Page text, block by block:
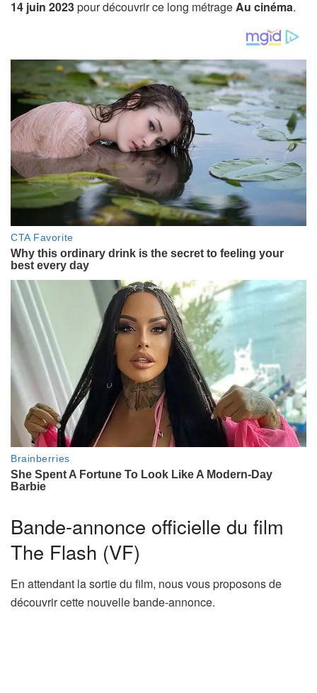
14 juin 2023pour découvrir ce long métrageAu cinéma.
Bande-annonce officielle du film
The Flash (VF)
En attendant la sortie du film, nous vous proposons de
découvrir cette nouvelle bande-annonce.